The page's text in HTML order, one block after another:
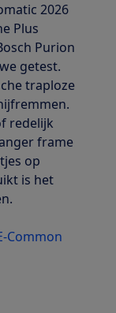
2026
Plus
Purion
getest.
traploze
redelijk
frame
op
is het
Common